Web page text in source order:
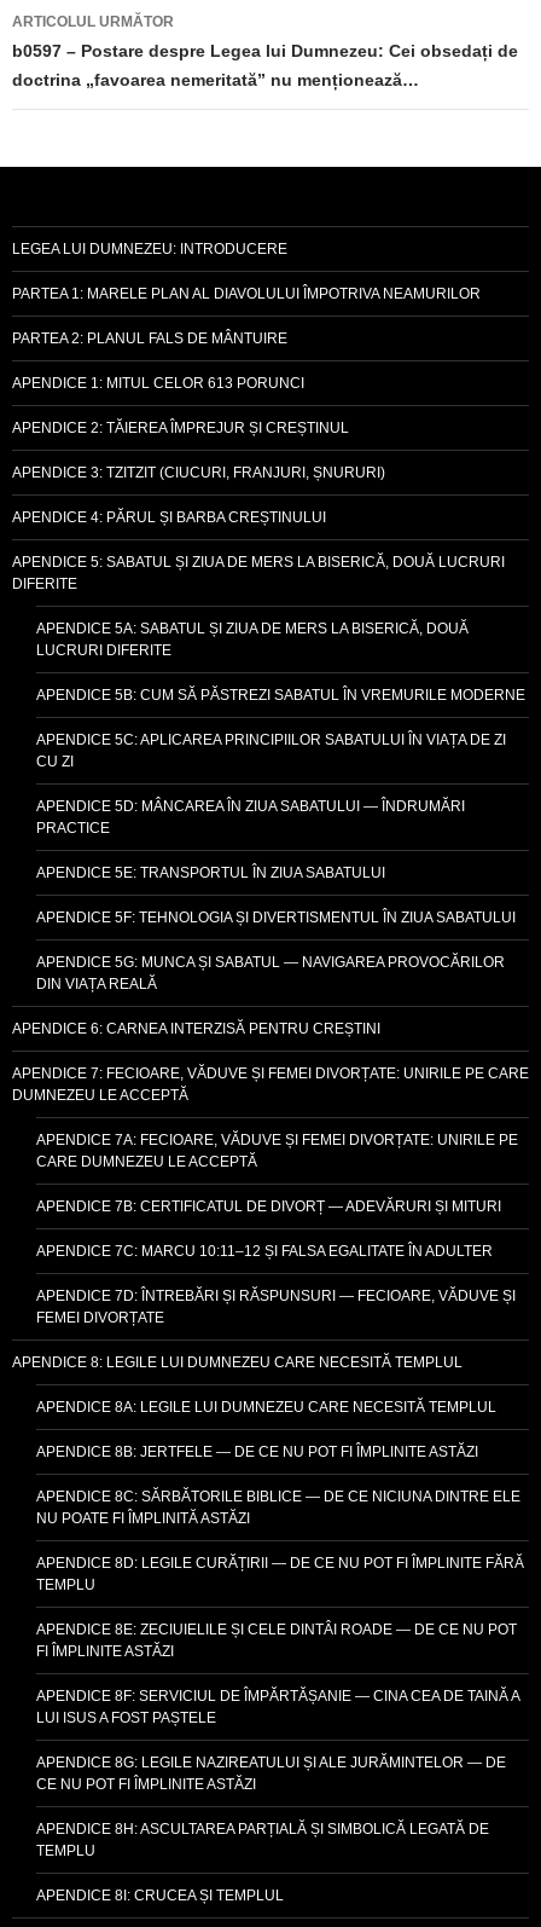
ARTICOLUL URMĂTOR
b0597 – Postare despre Legea lui Dumnezeu: Cei obsedați de
doctrina „favoarea nemeritată” nu menționează…
LEGEA LUI DUMNEZEU: INTRODUCERE
PARTEA 1: MARELE PLAN AL DIAVOLULUI ÎMPOTRIVA NEAMURILOR
PARTEA 2: PLANUL FALS DE MÂNTUIRE
APENDICE 1: MITUL CELOR 613 PORUNCI
APENDICE 2: TĂIEREA ÎMPREJUR ȘI CREȘTINUL
APENDICE 3: TZITZIT (CIUCURI, FRANJURI, ȘNURURI)
APENDICE 4: PĂRUL ȘI BARBA CREȘTINULUI
APENDICE 5: SABATUL ȘI ZIUA DE MERS LA BISERICĂ, DOUĂ LUCRURI
DIFERITE
APENDICE 5A: SABATUL ȘI ZIUA DE MERS LA BISERICĂ, DOUĂ
LUCRURI DIFERITE
APENDICE 5B: CUM SĂ PĂSTREZI SABATUL ÎN VREMURILE MODERNE
APENDICE 5C: APLICAREA PRINCIPIILOR SABATULUI ÎN VIAȚA DE ZI
CU ZI
APENDICE 5D: MÂNCAREA ÎN ZIUA SABATULUI — ÎNDRUMĂRI
PRACTICE
APENDICE 5E: TRANSPORTUL ÎN ZIUA SABATULUI
APENDICE 5F: TEHNOLOGIA ȘI DIVERTISMENTUL ÎN ZIUA SABATULUI
APENDICE 5G: MUNCA ȘI SABATUL — NAVIGAREA PROVOCĂRILOR
DIN VIAȚA REALĂ
APENDICE 6: CARNEA INTERZISĂ PENTRU CREȘTINI
APENDICE 7: FECIOARE, VĂDUVE ȘI FEMEI DIVORȚATE: UNIRILE PE CARE
DUMNEZEU LE ACCEPTĂ
APENDICE 7A: FECIOARE, VĂDUVE ȘI FEMEI DIVORȚATE: UNIRILE PE
CARE DUMNEZEU LE ACCEPTĂ
APENDICE 7B: CERTIFICATUL DE DIVORȚ — ADEVĂRURI ȘI MITURI
APENDICE 7C: MARCU 10:11–12 ȘI FALSA EGALITATE ÎN ADULTER
APENDICE 7D: ÎNTREBĂRI ȘI RĂSPUNSURI — FECIOARE, VĂDUVE ȘI
FEMEI DIVORȚATE
APENDICE 8: LEGILE LUI DUMNEZEU CARE NECESITĂ TEMPLUL
APENDICE 8A: LEGILE LUI DUMNEZEU CARE NECESITĂ TEMPLUL
APENDICE 8B: JERTFELE — DE CE NU POT FI ÎMPLINITE ASTĂZI
APENDICE 8C: SĂRBĂTORILE BIBLICE — DE CE NICIUNA DINTRE ELE
NU POATE FI ÎMPLINITĂ ASTĂZI
APENDICE 8D: LEGILE CURĂȚIRII — DE CE NU POT FI ÎMPLINITE FĂRĂ
TEMPLU
APENDICE 8E: ZECIUIELILE ȘI CELE DINTÂI ROADE — DE CE NU POT
FI ÎMPLINITE ASTĂZI
APENDICE 8F: SERVICIUL DE ÎMPĂRTĂȘANIE — CINA CEA DE TAINĂ A
LUI ISUS A FOST PAȘTELE
APENDICE 8G: LEGILE NAZIREATULUI ȘI ALE JURĂMINTELOR — DE
CE NU POT FI ÎMPLINITE ASTĂZI
APENDICE 8H: ASCULTAREA PARȚIALĂ ȘI SIMBOLICĂ LEGATĂ DE
TEMPLU
APENDICE 8I: CRUCEA ȘI TEMPLUL